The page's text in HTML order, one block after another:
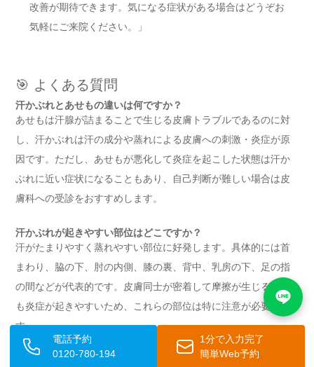
改善が期待できます。気になる症状がある場合はどうぞお
気軽にご来院ください。」
🎯 よくある質問
汗かぶれとあせもの違いは何ですか？
あせもは汗腺が詰まることで生じる皮膚トラブルであるのに対
し、汗かぶれは汗の成分や蒸れによる皮膚への刺激・炎症が原
因です。ただし、あせもが悪化して炎症を起こした状態は汗か
ぶれに近い症状になることもあり、自己判断が難しい場合は皮
膚科への受診をおすすめします。
汗かぶれが起きやすい部位はどこですか？
汗がたまりやすく蒸れやすい部位に好発します。具体的には首
まわり、脇の下、肘の内側、膝の裏、背中、乳房の下、足の指
の間などが代表的です。皮膚同士が密着して摩擦が生じる部位
も炎症が起きやすいため、これらの部位は特に注意が必要で
す。
汗かぶれは自宅でケアできますか？
電話予約
0120-780-194
1分で入力完了
簡単Web予約